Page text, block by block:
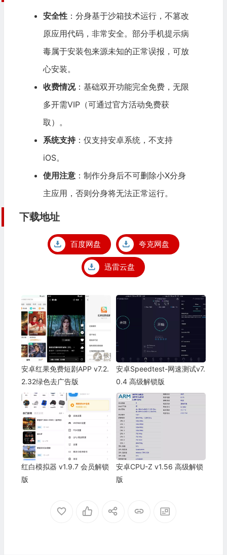
安全性：分身基于沙箱技术运行，不篡改
原应用代码，非常安全。部分手机提示病
毒属于安装包来源未知的正常误报，可放
心安装。
收费情况：基础双开功能完全免费，无限
多开需VIP（可通过官方活动免费获
取）。
系统支持：仅支持安卓系统，不支持
iOS。
使用注意：制作分身后不可删除小X分身
主应用，否则分身将无法正常运行。
下载地址
百度网盘 夸克网盘
迅雷云盘
安卓红果免费短剧APP v7.2.
2.32绿色去广告版
安卓Speedtest-网速测试v7.
0.4 高级解锁版
红白模拟器 v1.9.7 会员解锁
版
安卓CPU-Z v1.56 高级解锁
版